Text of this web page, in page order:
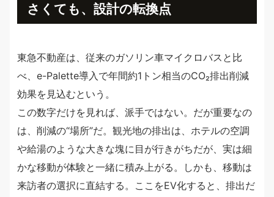
さくても、設計の転換点
東急不動産は、従来のガソリン車マイクロバスと比
べ、e-Palette導入で年間約1トン相当のCO₂排出削減
効果を見込むという。
この数字だけを見れば、派手ではない。だが重要なの
は、削減の“場所”だ。観光地の排出は、ホテルの空調
や給湯のような大きな塊に目が行きがちだが、実は細
かな移動が体験と一緒に積み上がる。しかも、移動は
来訪者の選択に直結する。ここをEV化すると、排出だ